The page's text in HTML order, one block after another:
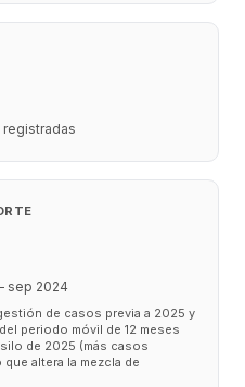
sep 2024
de casos previa a 2025 y
periodo móvil de 12 meses
de 2025 (más casos
altera la mezcla de